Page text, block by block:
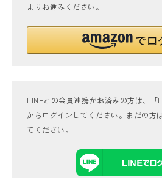
よりお進みください。
LINEとの会員連携がお済みの方は、「
からログインしてください。まだの方は
てください。